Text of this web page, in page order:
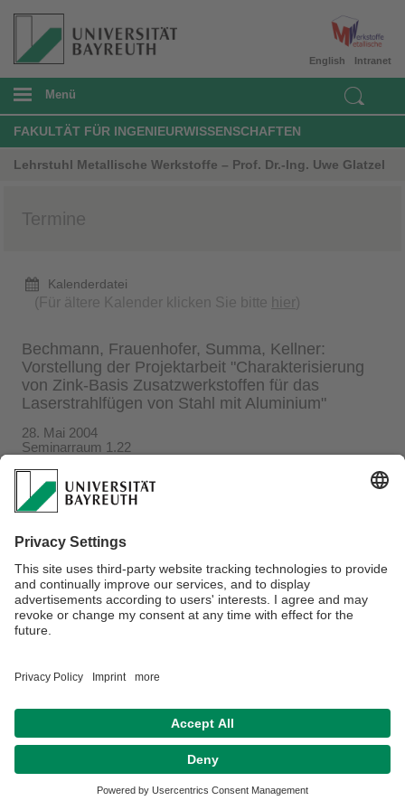
Intranet
English
Menü
FAKULTÄT FÜR INGENIEURWISSENSCHAFTEN
Lehrstuhl Metallische Werkstoffe – Prof. Dr.-Ing. Uwe Glatzel
Termine
Kalenderdatei
(Für ältere Kalender klicken Sie bitte hier)
Bechmann, Frauenhofer, Summa, Kellner:
Vorstellung der Projektarbeit "Charakterisierung
von Zink-Basis Zusatzwerkstoffen für das
Laserstrahlfügen von Stahl mit Aluminium"
28. Mai 2004
Seminarraum 1.22
Verantwortlich für die Redaktion:
Datenschutzerklärung Impressum Hausordnung Sitemap
Kontakt
Barrierefreiheitserklärung